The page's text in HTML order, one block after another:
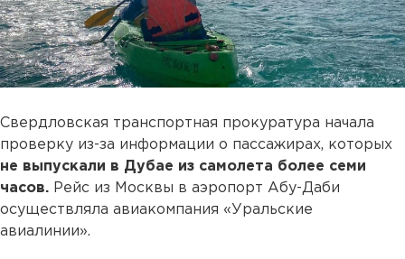
Свердловская транспортная прокуратура начала
проверку из-за информации о пассажирах, которых
не выпускали в Дубае из самолета более семи
часов. Рейс из Москвы в аэропорт Абу-Даби
осуществляла авиакомпания «Уральские
авиалинии».